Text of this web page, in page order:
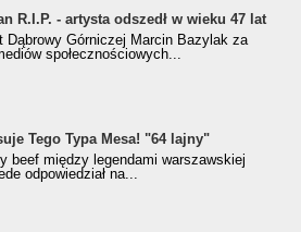
R.I.P. - artysta odszedł w wieku 47 lat
Dąbrowy Górniczej Marcin Bazylak za
społecznościowych...
Tego Typa Mesa! "64 lajny"
beef między legendami warszawskiej
odpowiedział na...